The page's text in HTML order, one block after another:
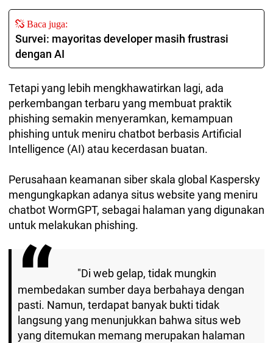
Baca juga:
Survei: mayoritas developer masih frustrasi
dengan AI
Tetapi yang lebih mengkhawatirkan lagi, ada
perkembangan terbaru yang membuat praktik
phishing semakin menyeramkan, kemampuan
phishing untuk meniru chatbot berbasis Artificial
Intelligence (AI) atau kecerdasan buatan.
Perusahaan keamanan siber skala global Kaspersky
mengungkapkan adanya situs website yang meniru
chatbot WormGPT, sebagai halaman yang digunakan
untuk melakukan phishing.
"Di web gelap, tidak mungkin
membedakan sumber daya berbahaya dengan
pasti. Namun, terdapat banyak bukti tidak
langsung yang menunjukkan bahwa situs web
yang ditemukan memang merupakan halaman